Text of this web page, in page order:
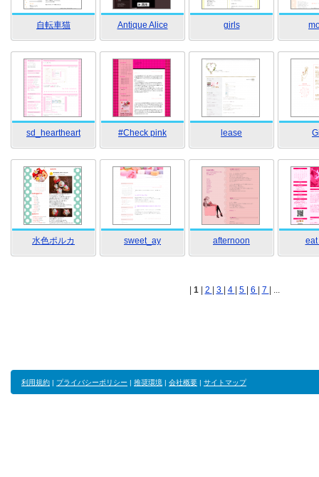
自転車猫 Antique Alice girls
sd_heartheart #Check pink lease
水色ポルカ sweet_ay afternoon
1 2 3 4 5 6 7 | ...
利用規約 | プライバシーポリシー | 推奨環境 | 会社概要 | サイトマップ